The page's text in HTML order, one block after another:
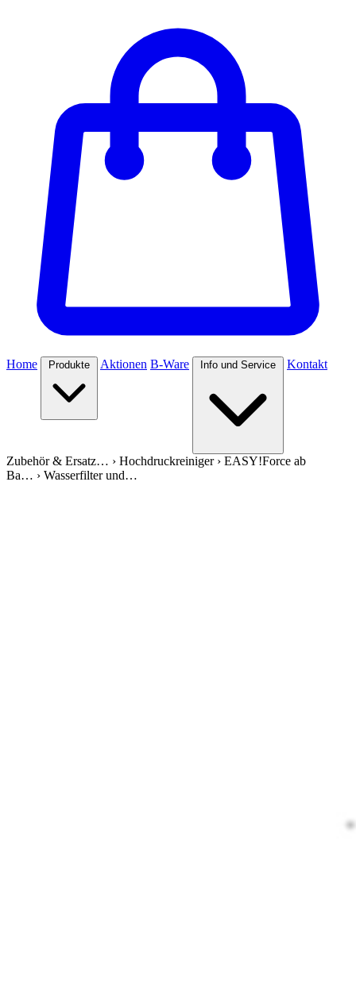
Home Produkte Aktionen B-Ware Info und Service Kontakt
Zubehör & Ersatz… › Hochdruckreiniger› EASY!Force ab
Ba… › Wasserfilter und…